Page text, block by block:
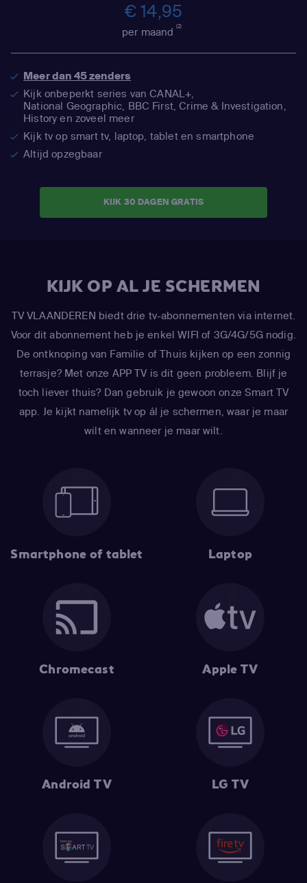
€ 14,95
per maand(2)
Meer dan 45 zenders
Kijk onbeperkt series van CANAL+,
National Geographic, BBC First, Crime & Investigation,
History en zoveel meer
Kijk tv op smart tv, laptop, tablet en smartphone
Altijd opzegbaar
KIJK 30 DAGEN GRATIS
KIJK OP AL JE SCHERMEN
TV VLAANDEREN biedt drie tv-abonnementen via internet.
Voor dit abonnement heb je enkel WIFI of 3G/4G/5G nodig.
De ontknoping van Familie of Thuis kijken op een zonnig
terrasje? Met onze APP TV is dit geen probleem. Blijf je
toch liever thuis? Dan gebruik je gewoon onze Smart TV
app. Je kijkt namelijk tv op ál je schermen, waar je maar
wilt en wanneer je maar wilt.
Smartphone of tablet Laptop
Chromecast Apple TV
Android TV LG TV